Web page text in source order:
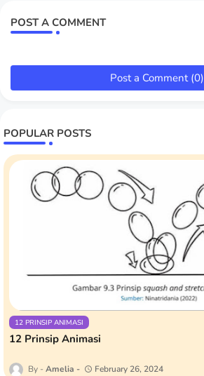
POST A COMMENT
Post a Comment (0)
POPULAR POSTS
12 PRINSIP ANIMASI
12 Prinsip Animasi
Amelia February 26, 2024